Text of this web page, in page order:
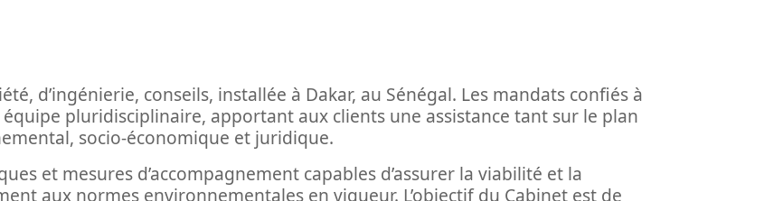
d’ingénierie, conseils, installée à Dakar, au Sénégal. Les mandats confiés à
pluridisciplinaire, apportant aux clients une assistance tant sur le plan
socio-économique et juridique.
et mesures d’accompagnement capables d’assurer la viabilité et la
aux normes environnementales en vigueur. L’objectif du Cabinet est de